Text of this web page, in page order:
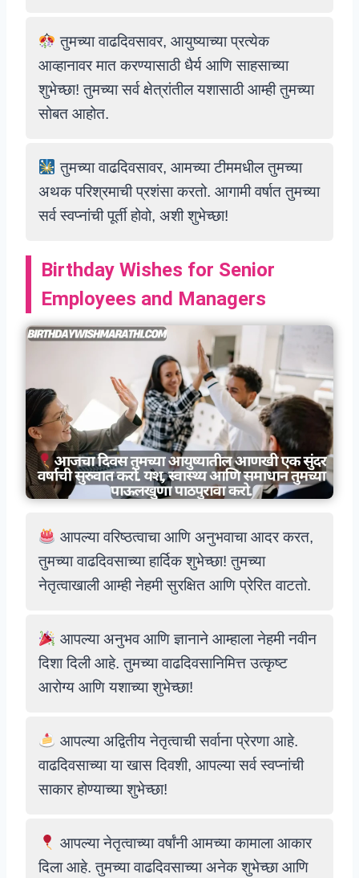
तुमच्या वाढदिवसावर, आयुष्याच्या प्रत्येक
आव्हानावर मात करण्यासाठी धैर्य आणि साहसाच्या
शुभेच्छा! तुमच्या सर्व क्षेत्रांतील यशासाठी आम्ही तुमच्या
सोबत आहोत.
तुमच्या वाढदिवसावर, आमच्या टीममधील तुमच्या
अथक परिश्रमाची प्रशंसा करतो. आगामी वर्षात तुमच्या
सर्व स्वप्नांची पूर्ती होवो, अशी शुभेच्छा!
Birthday Wishes for Senior
Employees and Managers
आपल्या वरिष्ठत्वाचा आणि अनुभवाचा आदर करत,
तुमच्या वाढदिवसाच्या हार्दिक शुभेच्छा! तुमच्या
नेतृत्वाखाली आम्ही नेहमी सुरक्षित आणि प्रेरित वाटतो.
आपल्या अनुभव आणि ज्ञानाने आम्हाला नेहमी नवीन
दिशा दिली आहे. तुमच्या वाढदिवसानिमित्त उत्कृष्ट
आरोग्य आणि यशाच्या शुभेच्छा!
आपल्या अद्वितीय नेतृत्वाची सर्वाना प्रेरणा आहे.
वाढदिवसाच्या या खास दिवशी, आपल्या सर्व स्वप्नांची
साकार होण्याच्या शुभेच्छा!
आपल्या नेतृत्वाच्या वर्षांनी आमच्या कामाला आकार
दिला आहे. तुमच्या वाढदिवसाच्या अनेक शुभेच्छा आणि